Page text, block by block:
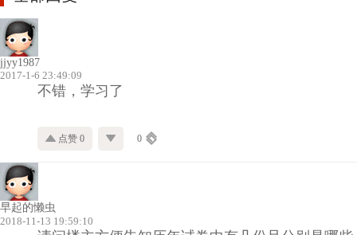
jjyy1987
2017-1-6 23:49:09
不错，学习了
点赞 0 0
早起的懒虫
2018-11-13 19:59:10